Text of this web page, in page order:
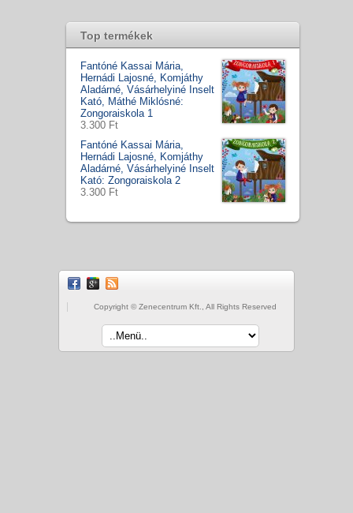
Top termékek
Fantóné Kassai Mária,
Hernádi Lajosné, Komjáthy
Aladárné, Vásárhelyiné Inselt
Kató, Máthé Miklósné:
Zongoraiskola 1
3.300 Ft
Fantóné Kassai Mária,
Hernádi Lajosné, Komjáthy
Aladárné, Vásárhelyiné Inselt
Kató: Zongoraiskola 2
3.300 Ft
Copyright © Zenecentrum Kft., All Rights Reserved